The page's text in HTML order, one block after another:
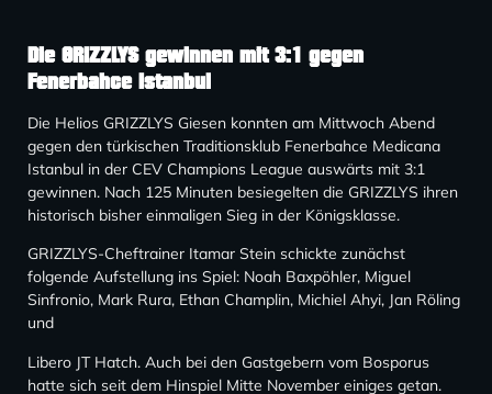
Die GRIZZLYS gewinnen mit 3:1 gegen
Fenerbahce Istanbul
Die Helios GRIZZLYS Giesen konnten am Mittwoch Abend
gegen den türkischen Traditionsklub Fenerbahce Medicana
Istanbul in der CEV Champions League auswärts mit 3:1
gewinnen. Nach 125 Minuten besiegelten die GRIZZLYS ihren
historisch bisher einmaligen Sieg in der Königsklasse.
GRIZZLYS-Cheftrainer Itamar Stein schickte zunächst
folgende Aufstellung ins Spiel: Noah Baxpöhler, Miguel
Sinfronio, Mark Rura, Ethan Champlin, Michiel Ahyi, Jan Röling
und
Libero JT Hatch. Auch bei den Gastgebern vom Bosporus
hatte sich seit dem Hinspiel Mitte November einiges getan.